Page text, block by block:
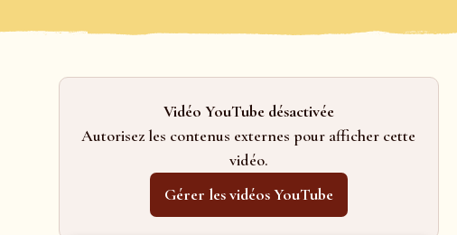
Vidéo YouTube désactivée
Autorisez les contenus externes pour afficher cette
vidéo.
Gérer les vidéos YouTube